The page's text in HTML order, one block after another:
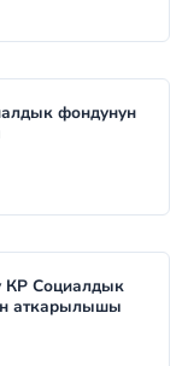
фондунун
КР Социалдык
аткарылышы